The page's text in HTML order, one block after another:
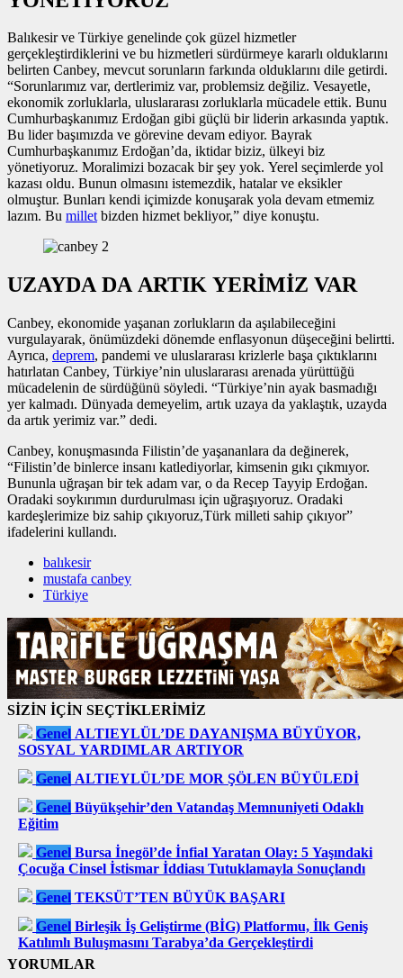
Balıkesir ve Türkiye genelinde çok güzel hizmetler
gerçekleştirdiklerini ve bu hizmetleri sürdürmeye kararlı olduklarını
belirten Canbey, mevcut sorunların farkında olduklarını dile getirdi.
“Sorunlarımız var, dertlerimiz var, problemsiz değiliz. Vesayetle,
ekonomik zorluklarla, uluslararası zorluklarla mücadele ettik. Bunu
Cumhurbaşkanımız Erdoğan gibi güçlü bir liderin arkasında yaptık.
Bu lider başımızda ve görevine devam ediyor. Bayrak
Cumhurbaşkanımız Erdoğan’da, iktidar biziz, ülkeyi biz
yönetiyoruz. Moralimizi bozacak bir şey yok. Yerel seçimlerde yol
kazası oldu. Bunun olmasını istemezdik, hatalar ve eksikler
olmuştur. Bunları kendi içimizde konuşarak yola devam etmemiz
lazım. Bu milletbizden hizmet bekliyor,” diye konuştu.
UZAYDA DA ARTIK YERİMİZ VAR
Canbey, ekonomide yaşanan zorlukların da aşılabileceğini
vurgulayarak, önümüzdeki dönemde enflasyonun düşeceğini belirtti.
Ayrıca, deprem, pandemi ve uluslararası krizlerle başa çıktıklarını
hatırlatan Canbey, Türkiye’nin uluslararası arenada yürüttüğü
mücadelenin de sürdüğünü söyledi. “Türkiye’nin ayak basmadığı
yer kalmadı. Dünyada demeyelim, artık uzaya da yaklaştık, uzayda
da artık yerimiz var.” dedi.
Canbey, konuşmasında Filistin’de yaşananlara da değinerek,
“Filistin’de binlerce insanı katlediyorlar, kimsenin gıkı çıkmıyor.
Bununla uğraşan bir tek adam var, o da Recep Tayyip Erdoğan.
Oradaki soykırımın durdurulması için uğraşıyoruz. Oradaki
kardeşlerimize biz sahip çıkıyoruz,Türk milleti sahip çıkıyor”
ifadelerini kullandı.
balıkesir
mustafa canbey
Türkiye
SİZİN İÇİN SEÇTİKLERİMİZ
Genel ALTIEYLÜL’DE DAYANIŞMA BÜYÜYOR,
SOSYAL YARDIMLAR ARTIYOR
Genel ALTIEYLÜL’DE MOR ŞÖLEN BÜYÜLEDİ
Genel Büyükşehir’den Vatandaş Memnuniyeti Odaklı
Eğitim
Genel Bursa İnegöl’de İnfial Yaratan Olay: 5 Yaşındaki
Çocuğa Cinsel İstismar İddiası Tutuklamayla Sonuçlandı
Genel TEKSÜT’TEN BÜYÜK BAŞARI
Genel Birleşik İş Geliştirme (BİG) Platformu, İlk Geniş
Katılımlı Buluşmasını Tarabya’da Gerçekleştirdi
YORUMLAR